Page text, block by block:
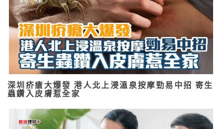
深圳疥瘡大爆發 港人北上浸溫泉按摩勁易中招 寄生
蟲鑽入皮膚惹全家